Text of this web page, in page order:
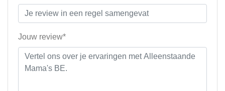
Jouw review*